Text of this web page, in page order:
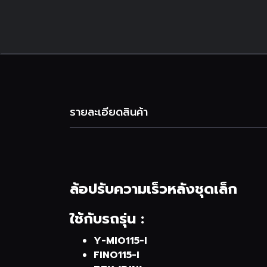
รายละเอียดสินค้า
ล้อปรับความเร็วหลังชุดเล็ก
ใช้กับรถรุ่น :
Y-MIO115-I
FINO115-I